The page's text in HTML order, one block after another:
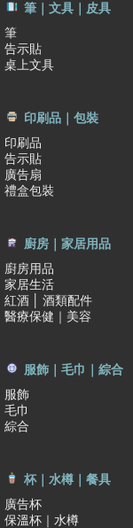
筆｜文具｜皮具
筆
告示貼
桌上文具
印刷品｜包裝
印刷品
告示貼
廣告扇
禮盒包裝
廚房｜家居用品
廚房用品
家居生活
紅酒 │ 酒類配件
醫療保健｜美容
服飾｜毛巾｜綜合
服飾
毛巾
綜合
杯｜水樽｜餐具
廣告杯
保溫杯｜水樽